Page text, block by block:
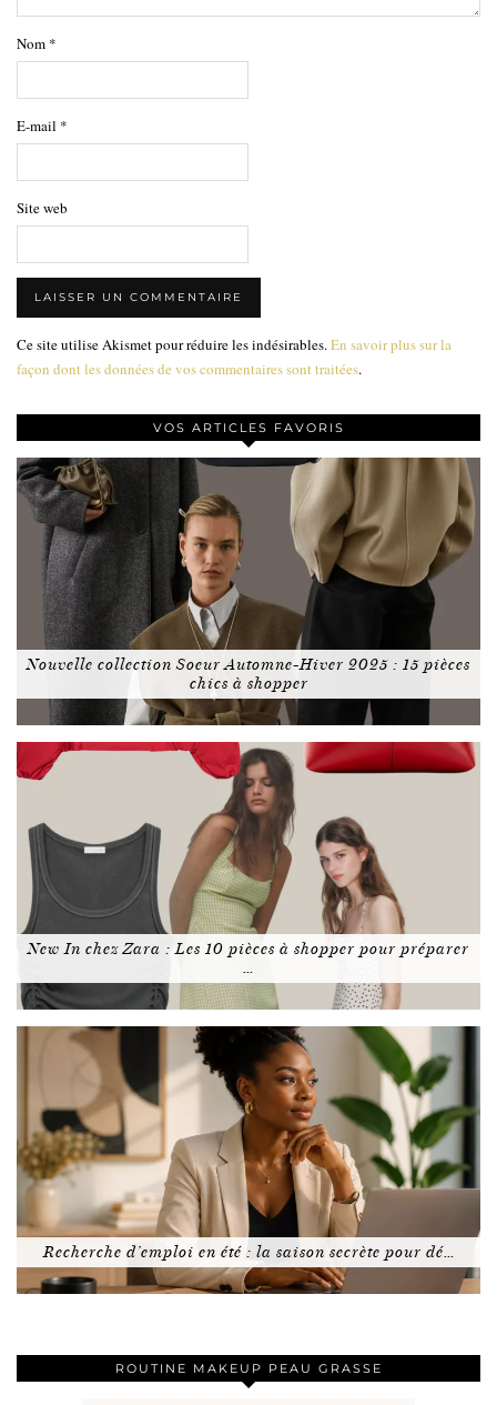
Nom *
E-mail *
Site web
Ce site utilise Akismet pour réduire les indésirables. En savoir plus sur la
façon dont les données de vos commentaires sont traitées.
VOS ARTICLES FAVORIS
Nouvelle collection Soeur Automne-Hiver 2025 : 15 pièces
chics à shopper
New In chez Zara : Les 10 pièces à shopper pour préparer
…
Recherche d’emploi en été : la saison secrète pour dé…
ROUTINE MAKEUP PEAU GRASSE